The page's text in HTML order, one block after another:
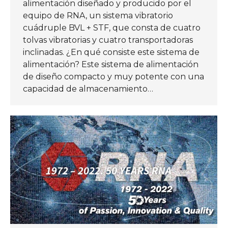
alimentación diseñado y producido por el
equipo de RNA, un sistema vibratorio
cuádruple BVL + STF, que consta de cuatro
tolvas vibratorias y cuatro transportadoras
inclinadas. ¿En qué consiste este sistema de
alimentación? Este sistema de alimentación
de diseño compacto y muy potente con una
capacidad de almacenamiento…